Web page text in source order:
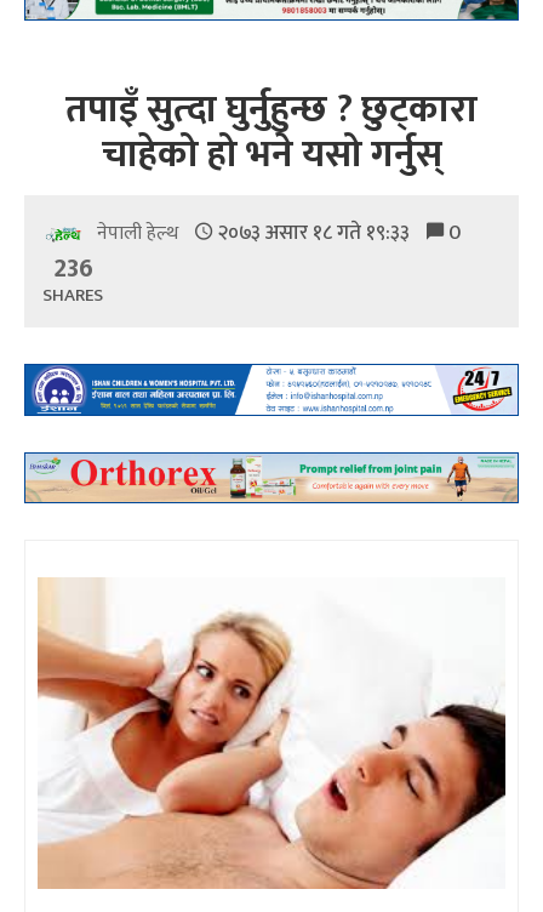
तपाइँ सुत्दा घुर्नुहुन्छ ? छुट्कारा
चाहेको हो भने यसो गर्नुस्
नेपाली हेल्थ २०७३ असार १८ गते १९:३३ 0
236
SHARES